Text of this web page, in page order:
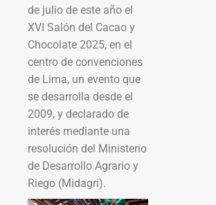
de julio de este año el
XVI Salón del Cacao y
Chocolate 2025, en el
centro de convenciones
de Lima, un evento que
se desarrolla desde el
2009, y declarado de
interés mediante una
resolución del Ministerio
de Desarrollo Agrario y
Riego (Midagri).